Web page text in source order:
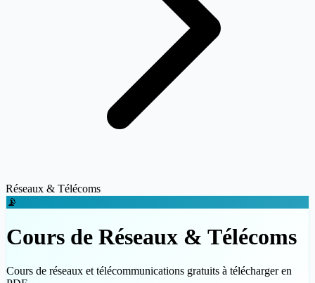
Réseaux & Télécoms
📡
Cours de Réseaux & Télécoms
Cours de réseaux et télécommunications gratuits à télécharger en